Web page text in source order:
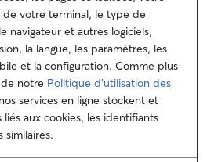
de votre terminal, le type de
navigateur et autres logiciels,
la langue, les paramètres, les
et la configuration. Comme plus
notre Politique d’utilisation des
services en ligne stockent et
aux cookies, les identifiants
similaires.